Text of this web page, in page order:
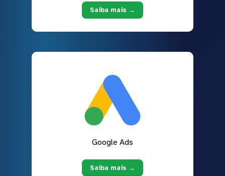
Saiba mais →
Google Ads
Saiba mais →